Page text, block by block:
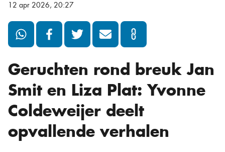
12 apr 2026, 20:27
Geruchten rond breuk Jan
Smit en Liza Plat: Yvonne
Coldeweijer deelt
opvallende verhalen